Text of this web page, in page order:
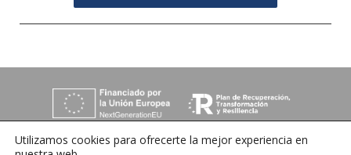
Utilizamos cookies para ofrecerte la mejor experiencia en